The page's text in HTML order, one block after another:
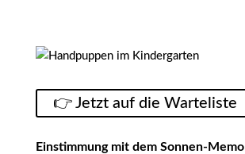
👉 Jetzt auf die Warteliste
Einstimmung mit dem Sonnen-Memo